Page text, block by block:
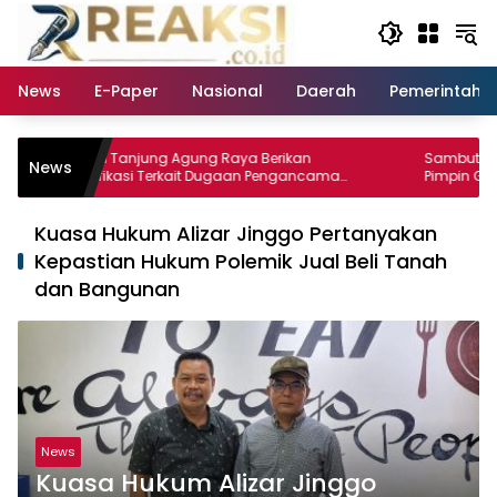
Langsung
konten
News
E-Paper Nasional Daerah
News
Lurah Tanjung Agung Raya Berikan
Klarifikasi Terkait Dugaan Pengancaman
Antar Warga Yang Berujung Laporan ke
Sambut HUT
Pimpin Gerakan
di Lampung Utara.
Kuasa Hukum Alizar Jinggo Pertanyakan
Kepastian Hukum Polemik Jual Beli Tanah
dan Bangunan
News
Kuasa Hukum Alizar Jinggo